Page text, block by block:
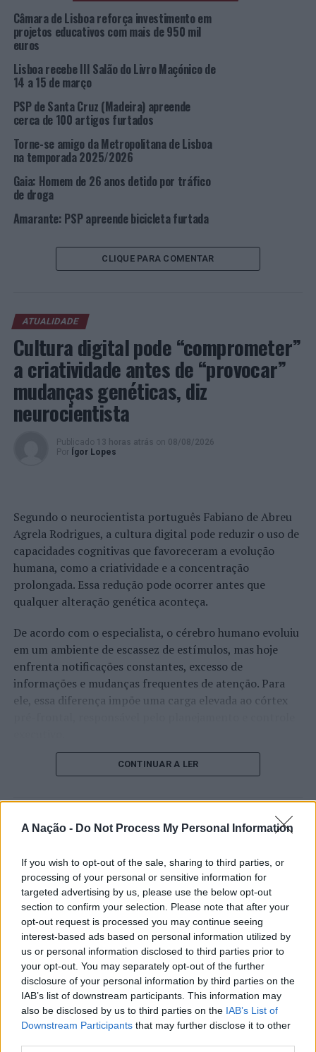
A Nação - Do Not Process My Personal Information
If you wish to opt-out of the sale, sharing to third parties, or
processing of your personal or sensitive information for
targeted advertising by us, please use the below opt-out
section to confirm your selection. Please note that after your
opt-out request is processed you may continue seeing
interest-based ads based on personal information utilized by
us or personal information disclosed to third parties prior to
your opt-out. You may separately opt-out of the further
disclosure of your personal information by third parties on the
IAB’s list of downstream participants. This information may
also be disclosed by us to third parties on the IAB’s List of
Downstream Participants that may further disclose it to other
O arguido foi presente ao Juiz de Instrução Criminal de
gravosa, ficando a aguardar julgamento em prisão
preventiva.
Foto: DR.
TÓPICOS RELACIONADOS:
PRÓXIMO
Reciclagem cresce 38% em agosto nos municípios
servidos pela RESULIMA
NÃO PERCA
Lisboa: Detido por furto em interior de viatura na
freguesia do Parque das Nações
Câmara de Lisboa reforça investimento em
projetos educativos com mais de 950 mil
euros
Lisboa recebe III Salão do Livro Maçónico de
14 a 15 de março
PSP de Santa Cruz (Madeira) apreende
cerca de 100 artigos furtados
Torne-se amigo da Metropolitana de Lisboa
na temporada 2025/2026
Gaia: Homem de 26 anos detido por tráfico
de droga
Amarante: PSP apreende bicicleta furtada
CLIQUE PARA COMENTAR
ATUALIDADE
Cultura digital pode “comprometer”
a criatividade antes de “provocar”
mudanças genéticas, diz
neurocientista
Publicado 13 horas atrás on 08/08/2026
Por
Ígor Lopes
Segundo o neurocientista português Fabiano de Abreu
Agrela Rodrigues, a cultura digital pode reduzir o uso de
capacidades cognitivas que favoreceram a evolução
humana, como a criatividade e a concentração
prolongada. Essa redução pode ocorrer antes que
qualquer alteração genética aconteça.
De acordo com o especialista, o cérebro humano evoluiu
em um ambiente de escassez de estímulos, mas hoje
enfrenta notificações constantes, excesso de
informações e mudanças frequentes de atenção. Para
ele, essa diferença impõe uma carga elevada ao córtex
O pesquisador afirma que plataformas digitais também
cérebro, favorecendo a fadiga mental, a dificuldade de
tarefas inacabadas permanecem ativas na memória e
prolongado pode elevar os níveis de cortisol e
prejudicar o desempenho cognitivo.
Fabiano de Abreu Agrela Rodrigues ressalta que não há
evidências de que o ambiente digital provoque mudanças
genéticas na espécie humana. A adaptação observada,
afirma, ocorre por meio da neuroplasticidade, processo
pelo qual os circuitos neurais se reorganizam em
resposta às experiências.
“O principal desafio é preservar a capacidade de reflexão
profunda em um contexto marcado pela abundância de
CONTINUAR A LER
ATUALIDADE
“Millennium Estoril Open 2026”
regressou ao circuito ATP com
vitória do francês Luca Van Assche
Publicado 2 dias atrás on 07/08/2026
Por Ígor Lopes
O “Millennium Estoril Open 2026” decorreu entre os
dias 18 e 26 de julho, no Clube de Ténis do Estoril, em
Cascais, a oeste de Lisboa, assinalando o regresso da